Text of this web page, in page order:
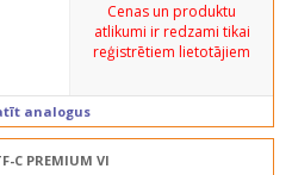
Cenas un produktu
atlikumi ir redzami tikai
reģistrētiem lietotājiem
analogus
C PREMIUM VI